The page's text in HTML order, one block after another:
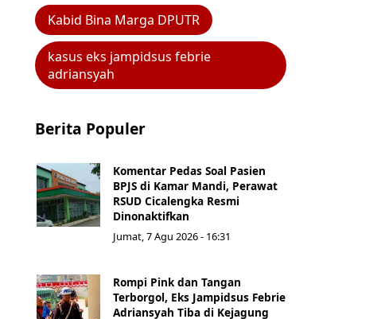
Kabid Bina Marga DPUTR
kasus eks jampidsus febrie
adriansyah
Berita Populer
Komentar Pedas Soal Pasien
BPJS di Kamar Mandi, Perawat
RSUD Cicalengka Resmi
Dinonaktifkan
Jumat, 7 Agu 2026 - 16:31
Rompi Pink dan Tangan
Terborgol, Eks Jampidsus Febrie
Adriansyah Tiba di Kejagung